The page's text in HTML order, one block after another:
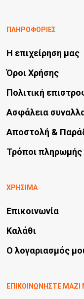
ΠΛΗΡΟΦΟΡΙΕΣ
Η επιχείρηση μας
Όροι Χρήσης
Πολιτική
Ασφάλεια
Αποστολή &
Τρόποι πληρωμής
ΧΡΗΣΙΜΑ
Επικοινωνία
Καλάθι
Ο λογαριασμός
ΕΠΙΚΟΙΝΩΝΗΣΤΕ ΜΑΖΙ